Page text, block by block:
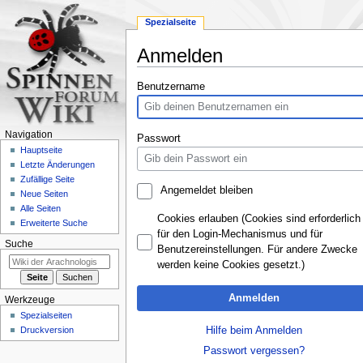
Anmelden
Zur
Navigation
springen
Zur
Suche
springen
Benutzername
Passwort
Angemeldet bleiben
Cookies erlauben (Cookies sind erforderlich
für den Login-Mechanismus und für
Benutzereinstellungen. Für andere Zwecke
werden keine Cookies gesetzt.)
Anmelden
Hilfe beim Anmelden
Passwort vergessen?
Spezialseite
Navigation
Hauptseite
Letzte Änderungen
Zufällige Seite
Neue Seiten
Alle Seiten
Erweiterte Suche
Suche
Werkzeuge
Spezialseiten
Druckversion